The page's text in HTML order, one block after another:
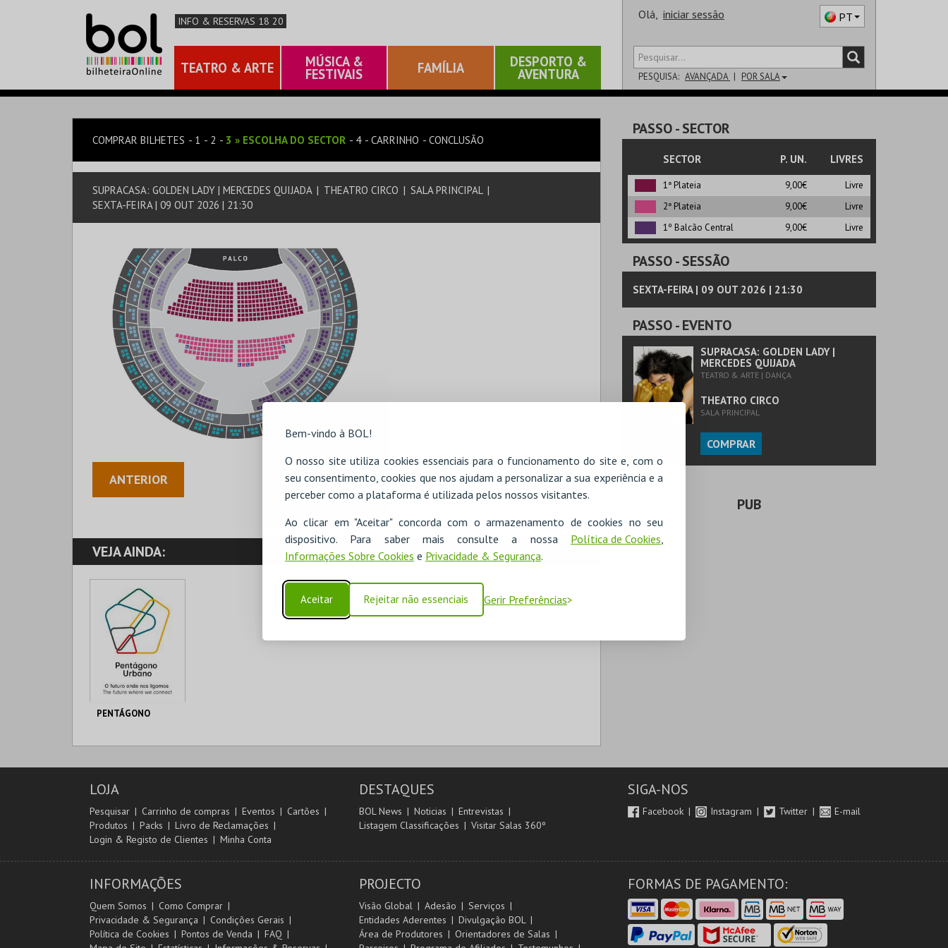
Bem-vindo à BOL!
O nosso site utiliza cookies essenciais para o funcionamento do site e, com o
seu consentimento, cookies que nos ajudam a personalizar a sua experiência e a
perceber como a plataforma é utilizada pelos nossos visitantes.
Ao clicar em "Aceitar" concorda com o armazenamento de cookies no seu
dispositivo. Para saber mais consulte a nossa Política de Cookies,
Informações Sobre Cookies e Privacidade & Segurança.
Aceitar Rejeitar não essenciais Gerir Preferências
INFO & RESERVAS 18 20
TEATRO & ARTE MÚSICA &
FESTIVAIS FAMÍLIA DESPORTO &
AVENTURA
Olá, iniciar sessão PT
PESQUISA: AVANÇADA POR SALA
COMPRAR BILHETES 1 2 3 » ESCOLHA DO SECTOR 4 CARRINHO CONCLUSÃO
SUPRACASA: GOLDEN LADY | MERCEDES QUIJADA | THEATRO CIRCO | SALA PRINCIPAL |
SEXTA-FEIRA | 09 OUT 2026 | 21:30
ANTERIOR
VEJA AINDA:
PENTÁGONO
PENTÁGONO
AQUISIÇÃO
COMPRAR
PASSO- SECTOR
SECTOR P. UN. LIVRES
1ª Plateia 9,00€
Livre
2ª Plateia
9,00€
Livre
1º Balcão Central
9,00€ Livre
PASSO- SESSÃO
SEXTA-FEIRA | 09 OUT 2026 | 21:30
PASSO- EVENTO
SUPRACASA: GOLDEN LADY |
MERCEDES QUIJADA
TEATRO & ARTE | DANÇA
THEATRO CIRCO
SALA PRINCIPAL
COMPRAR
PUB
LOJA
Pesquisar Carrinho de compras Eventos
Cartões
Produtos
Packs
Livro de Reclamações
Login & Registo de Clientes
Minha Conta
DESTAQUES
BOL News Noticias
Entrevistas
Listagem Classificações
Visitar Salas 360º
SIGA-NOS
Facebook Instagram Twitter E-mail
INFORMAÇÕES
Quem Somos
Como Comprar
Privacidade & Segurança
Condições Gerais
Política de Cookies
Pontos de Venda
FAQ
PROJECTO
Visão Global Adesão
Serviços
Entidades Aderentes
Divulgação BOL
Área de Produtores
Orientadores de Salas
FORMAS DE PAGAMENTO: